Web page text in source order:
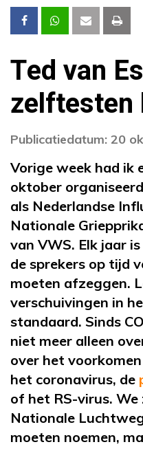
Ted van
Publicatiedatum: 20
Vorige week had ik
oktober
als Nederlandse
Nationale
van VWS. Elk jaar
de sprekers op tijd
moeten afzeggen.
verschuivingen in
standaard. Sinds
niet meer alleen
over het
het coronavirus, de
of het RS-virus.
Nationale
moeten noemen,